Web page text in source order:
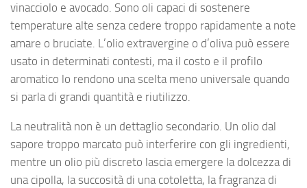
vinacciolo e avocado. Sono oli capaci di sostenere
temperature alte senza cedere troppo rapidamente a note
amare o bruciate. L’olio extravergine o d’oliva può essere
usato in determinati contesti, ma il costo e il profilo
aromatico lo rendono una scelta meno universale quando
si parla di grandi quantità e riutilizzo.
La neutralità non è un dettaglio secondario. Un olio dal
sapore troppo marcato può interferire con gli ingredienti,
mentre un olio più discreto lascia emergere la dolcezza di
una cipolla, la succosità di una cotoletta, la fragranza di